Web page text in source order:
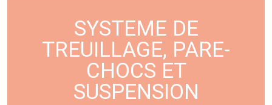
SYSTEME DE
TREUILLAGE, PARE-
CHOCS ET
SUSPENSION